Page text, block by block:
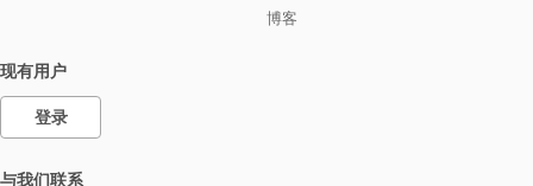
博客
现有用户
登录
与我们联系